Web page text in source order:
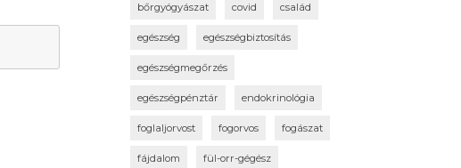
bőrgyógyászat covid család
egészség egészségbiztosítás
egészségmegőrzés
egészségpénztár endokrinológia
foglaljorvost fogorvos fogászat
fájdalom fül-orr-gégész